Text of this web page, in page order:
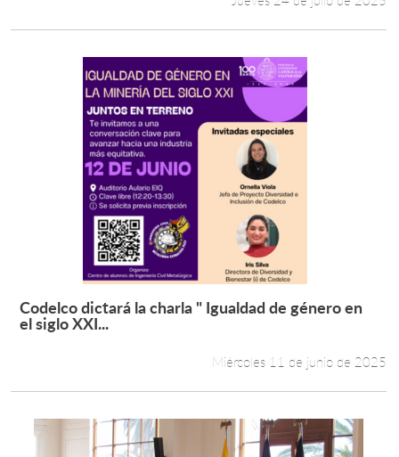
Funcionarios
Leer más +
Codelco dictará la charla " Igualdad de género en
el siglo XXI...
Miércoles 11 de junio de 2025